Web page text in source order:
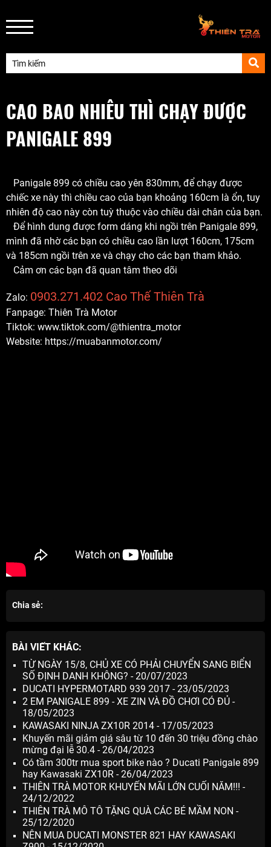
CAO BAO NHIÊU THÌ CHẠY ĐƯỢC
PANIGALE 899
Panigale 899 có chiều cao yên 830mm, để chạy được
chiếc xe này thì chiều cao của bạn khoảng 160cm là ổn, tuy
nhiên độ cao này còn tuỳ thuộc vào chiều dài chân của bạn.
Để hình dung được form dáng khi ngồi trên Panigale 899,
mình đã nhờ các bạn có chiều cao lần lượt 160cm, 175cm
và 185cm ngồi trên xe và chạy cho các bạn tham khảo.
Cảm ơn các bạn đã quan tâm theo dõi
Zalo: 0903.271.402 Cao Thế Thiên Trà
Fanpage: Thiên Trà Motor
Tiktok: www.tiktok.com/@thientra_motor
Website: https://muabanmotor.com/
Chia sẻ:
BÀI VIẾT KHÁC:
TỪ NGÀY 15/8, CHỦ XE CÓ PHẢI CHUYỂN SANG BIỂN
SỐ ĐỊNH DANH KHÔNG? - 20/07/2023
DUCATI HYPERMOTARD 939 2017 - 23/05/2023
2 EM PANIGALE 899 - XE ZIN VÀ ĐỒ CHƠI CÓ ĐỦ -
18/05/2023
KAWASAKI NINJA ZX10R 2014 - 17/05/2023
Khuyến mãi giảm giá sâu từ 10 đến 30 triệu đồng chào
mừng đại lễ 30.4 - 26/04/2023
Có tầm 300tr mua sport bike nào ? Ducati Panigale 899
hay Kawasaki ZX10R - 26/04/2023
THIÊN TRÀ MOTOR KHUYẾN MÃI LỚN CUỐI NĂM!!! -
24/12/2022
THIÊN TRÀ MÔ TÔ TẶNG QUÀ CÁC BÉ MẦM NON -
25/12/2020
NÊN MUA DUCATI MONSTER 821 HAY KAWASAKI